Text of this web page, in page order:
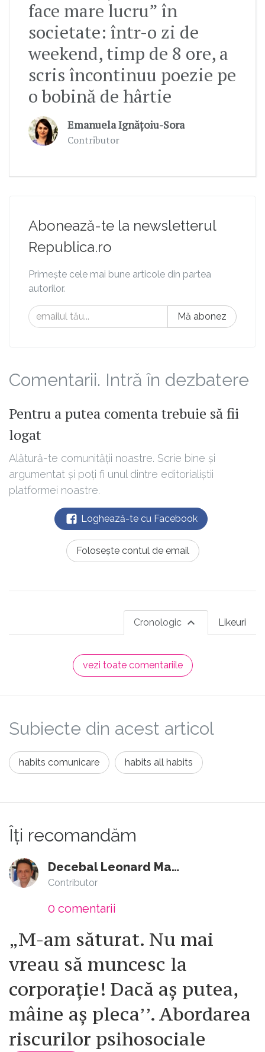
face mare lucru” în
societate: într-o zi de
weekend, timp de 8 ore, a
scris încontinuu poezie pe
o bobină de hârtie
Emanuela Ignățoiu-Sora
Contributor
Abonează-te la newsletterul
Republica.ro
Primește cele mai bune articole din partea
autorilor.
Mă abonez
Comentarii. Intră în dezbatere
Pentru a putea comenta trebuie să fii
logat
Alătură-te comunității noastre. Scrie bine și
argumentat și poți fi unul dintre editorialiștii
platformei noastre.
Loghează-te cu Facebook
Folosește contul de email
Likeuri
Cronologic
vezi toate comentariile
Subiecte din acest articol
habits comunicare habits all habits
Îți recomandăm
Decebal Leonard Marin
Contributor
0 comentarii
„M-am săturat. Nu mai
vreau să muncesc la
corporație! Dacă aș putea,
mâine aș pleca’’. Abordarea
riscurilor psihosociale